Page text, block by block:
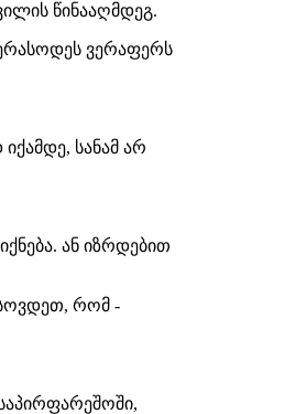
წინააღმდეგ.
ვერაფერს
სანამ არ
ან იზრდებით
რომ -